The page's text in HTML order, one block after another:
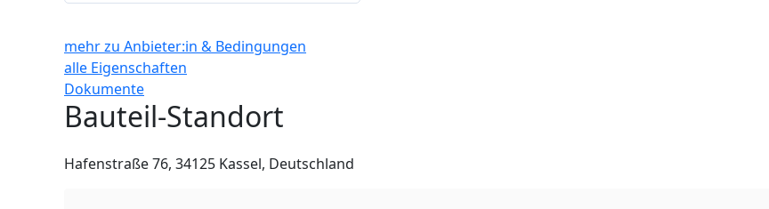
mehr zu Anbieter:in & Bedingungen
alle Eigenschaften
Dokumente
Bauteil-Standort
Hafenstraße 76, 34125 Kassel, Deutschland